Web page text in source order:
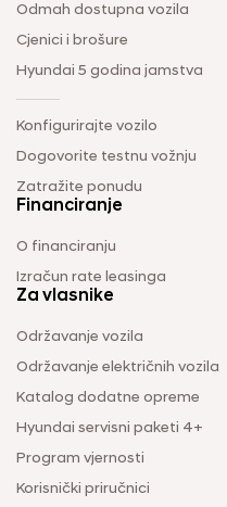
Odmah dostupna vozila
Cjenici i brošure
Hyundai 5 godina jamstva
Konfigurirajte vozilo
Dogovorite testnu vožnju
Zatražite ponudu
Financiranje
O financiranju
Izračun rate leasinga
Za vlasnike
Održavanje vozila
Održavanje električnih vozila
Katalog dodatne opreme
Hyundai servisni paketi 4+
Program vjernosti
Korisnički priručnici